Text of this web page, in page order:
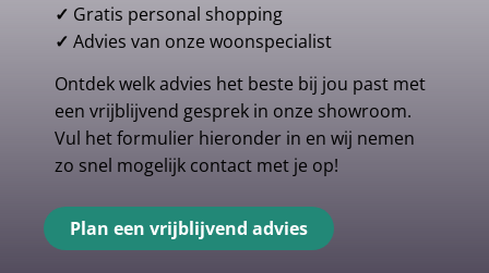
✓ Gratis personal shopping
✓ Advies van onze woonspecialist
Ontdek welk advies het beste bij jou past met
een vrijblijvend gesprek in onze showroom.
Vul het formulier hieronder in en wij nemen
zo snel mogelijk contact met je op!
Plan een vrijblijvend advies